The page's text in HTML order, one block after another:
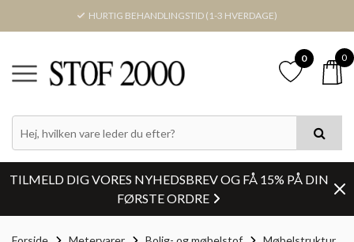
HURTIG BEHANDLINGSTID (1-3 HVERDAGE)
0 0
TILMELD DIG VORES NYHEDSBREV OG FÅ 15% PÅ DIN
FØRSTE ORDRE